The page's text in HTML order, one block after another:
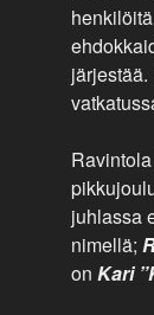
juhlassa
nimellä;
onKari